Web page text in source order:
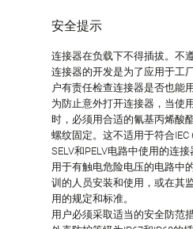
安全提示
连接器在负载下不得插拔。不
连接器的开发是为了应用于工
户有责任检查连接器是否也能
为防止意外打开连接器，当使
时，必须用合适的氰基丙烯酸
螺纹固定。这不适用于符合IEC
SELV和PELV电路中使用的连接
用于有触电危险电压的电路中
训的人员安装和使用，或在其
用的规定和标准。
用户必须采取适当的安全防范